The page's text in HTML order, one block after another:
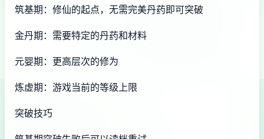
筑基期：修仙的起点，无需完美丹药即可突破
金丹期：需要特定的丹药和材料
元婴期：更高层次的修为
炼虚期：游戏当前的等级上限
突破技巧